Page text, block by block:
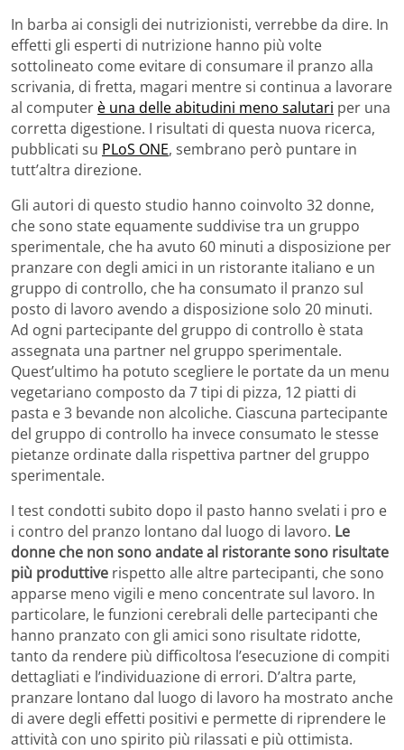
In barba ai consigli dei nutrizionisti, verrebbe da dire. In
effetti gli esperti di nutrizione hanno più volte
sottolineato come evitare di consumare il pranzo alla
scrivania, di fretta, magari mentre si continua a lavorare
al computer è una delle abitudini meno salutari per una
corretta digestione. I risultati di questa nuova ricerca,
pubblicati su PLoS ONE, sembrano però puntare in
tutt’altra direzione.
Gli autori di questo studio hanno coinvolto 32 donne,
che sono state equamente suddivise tra un gruppo
sperimentale, che ha avuto 60 minuti a disposizione per
pranzare con degli amici in un ristorante italiano e un
gruppo di controllo, che ha consumato il pranzo sul
posto di lavoro avendo a disposizione solo 20 minuti.
Ad ogni partecipante del gruppo di controllo è stata
assegnata una partner nel gruppo sperimentale.
Quest’ultimo ha potuto scegliere le portate da un menu
vegetariano composto da 7 tipi di pizza, 12 piatti di
pasta e 3 bevande non alcoliche. Ciascuna partecipante
del gruppo di controllo ha invece consumato le stesse
pietanze ordinate dalla rispettiva partner del gruppo
sperimentale.
I test condotti subito dopo il pasto hanno svelati i pro e
i contro del pranzo lontano dal luogo di lavoro. Le
donne che non sono andate al ristorante sono risultate
più produttive rispetto alle altre partecipanti, che sono
apparse meno vigili e meno concentrate sul lavoro. In
particolare, le funzioni cerebrali delle partecipanti che
hanno pranzato con gli amici sono risultate ridotte,
tanto da rendere più difficoltosa l’esecuzione di compiti
dettagliati e l’individuazione di errori. D’altra parte,
pranzare lontano dal luogo di lavoro ha mostrato anche
di avere degli effetti positivi e permette di riprendere le
attività con uno spirito più rilassati e più ottimista.